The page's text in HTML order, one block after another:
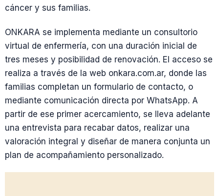
cáncer y sus familias.
ONKARA se implementa mediante un consultorio
virtual de enfermería, con una duración inicial de
tres meses y posibilidad de renovación. El acceso se
realiza a través de la web onkara.com.ar, donde las
familias completan un formulario de contacto, o
mediante comunicación directa por WhatsApp. A
partir de ese primer acercamiento, se lleva adelante
una entrevista para recabar datos, realizar una
valoración integral y diseñar de manera conjunta un
plan de acompañamiento personalizado.